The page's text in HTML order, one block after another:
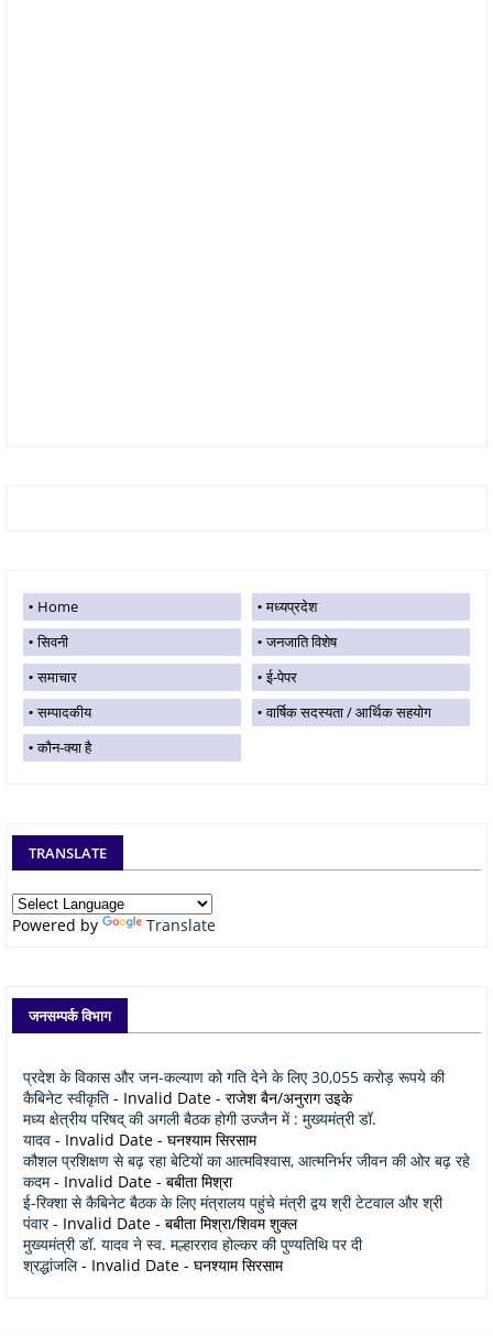
Home
मध्यप्रदेश
सिवनी
जनजाति विशेष
समाचार
ई-पेपर
सम्पादकीय
वार्षिक सदस्यता / आर्थिक सहयोग
कौन-क्या है
TRANSLATE
Powered by Translate
जनसम्पर्क विभाग
प्रदेश के विकास और जन-कल्याण को गति देने के लिए 30,055 करोड़ रूपये की
कैबिनेट स्वीकृति - Invalid Date - राजेश बैन/अनुराग उइके
मध्य क्षेत्रीय परिषद् की अगली बैठक होगी उज्जैन में : मुख्यमंत्री डॉ.
यादव - Invalid Date - घनश्याम सिरसाम
कौशल प्रशिक्षण से बढ़ रहा बेटियों का आत्मविश्वास, आत्मनिर्भर जीवन की ओर बढ़ रहे
कदम- Invalid Date - बबीता मिश्रा
ई-रिक्शा से कैबिनेट बैठक के लिए मंत्रालय पहुंचे मंत्री द्वय श्री टेटवाल और श्री
पंवार- Invalid Date - बबीता मिश्रा/शिवम शुक्ल
मुख्यमंत्री डॉ. यादव ने स्व. मल्हारराव होल्कर की पुण्यतिथि पर दी
श्रद्धांजलि- Invalid Date - घनश्याम सिरसाम